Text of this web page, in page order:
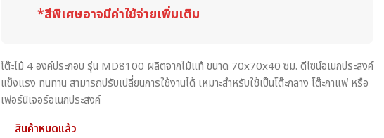
*สีพิเศษอาจมีค่าใช้จ่ายเพิ่มเติม
โต๊ะไม้ 4 องค์ประกอบ รุ่น MD8100 ผลิตจากไม้แท้ ขนาด 70x70x40 ซม. ดีไซน์อเนกประสงค์
แข็งแรง ทนทาน สามารถปรับเปลี่ยนการใช้งานได้ เหมาะสำหรับใช้เป็นโต๊ะกลาง โต๊ะกาแฟ หรือ
เฟอร์นิเจอร์อเนกประสงค์
สินค้าหมดแล้ว